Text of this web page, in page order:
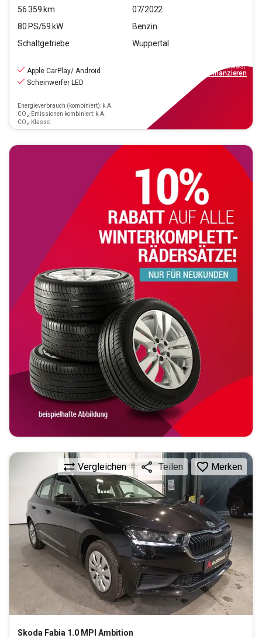
56.359 km
07/2022
80 PS/59 kW
Benzin
Schaltgetriebe
Wuppertal
Apple CarPlay/ Android
Scheinwerfer LED
Energieverbrauch (kombiniert): k.A.
CO₂-Emissionen kombiniert: k.A.
CO₂-Klasse:
inkl.MwSt.
finanzieren
Skoda Fabia 1.0 MPI Ambition
Vergleichen Teilen Merken